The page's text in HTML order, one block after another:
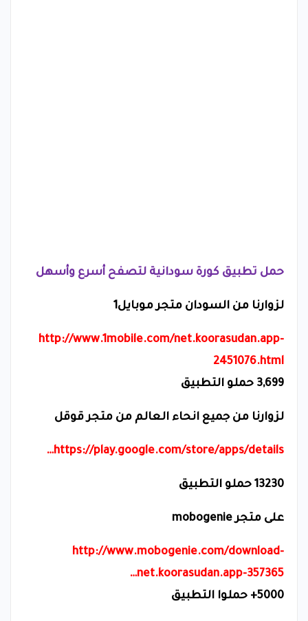
حمل تطبيق كورة سودانية لتصفح أسرع وأسهل
لزوارنا من السودان متجر موبايل1
http://www.1mobile.com/net.koorasudan.app-
2451076.html
3,699 حملو التطبيق
لزوارنا من جميع انحاء العالم من متجر قوقل
https://play.google.com/store/apps/details…
13230 حملو التطبيق
على متجرmobogenie
http://www.mobogenie.com/download-
net.koorasudan.app-357365…
5000+
حملوا التطبيق